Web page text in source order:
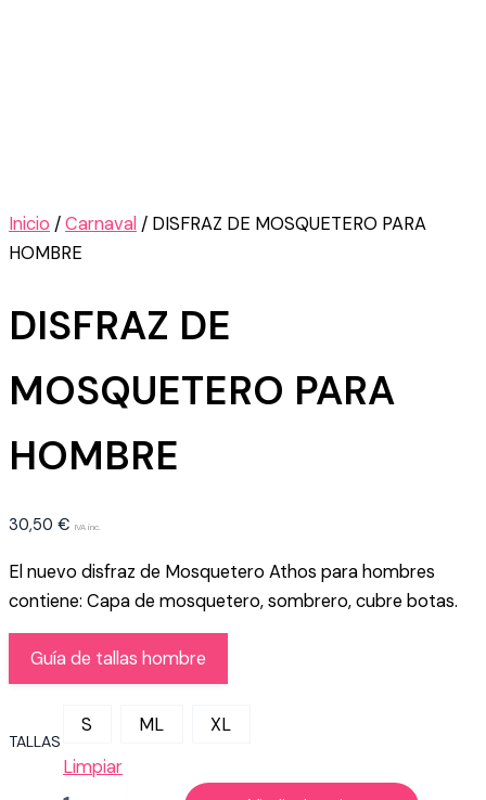
Inicio /Carnaval / DISFRAZ DE MOSQUETERO PARA
HOMBRE
DISFRAZ DE
MOSQUETERO PARA
HOMBRE
30,50 € IVA inc.
El nuevo disfraz de Mosquetero Athos para hombres
contiene: Capa de mosquetero, sombrero, cubre botas.
Guía de tallas hombre
TALLAS
S ML
XL
Limpiar
DISFRAZ